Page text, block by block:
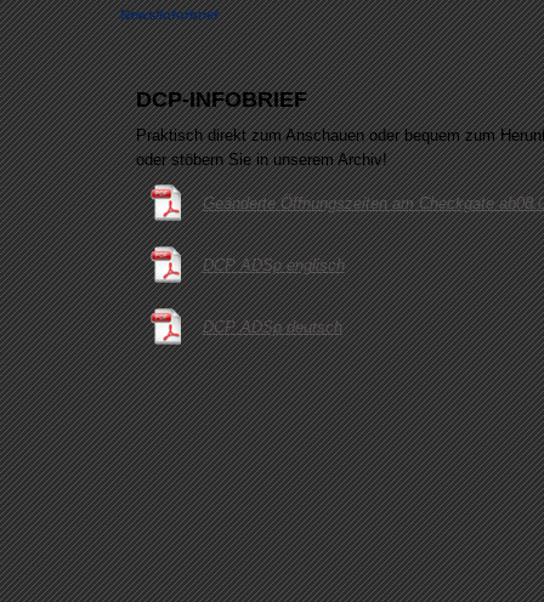
News/Inforbrief
DCP-INFOBRIEF
Praktisch direkt zum Anschauen oder bequem zum
oder stöbern Sie in unserem Archiv!
Geänderte Öffnungszeiten am Checkgate
DCP ADSp englisch
DCP ADSp deutsch